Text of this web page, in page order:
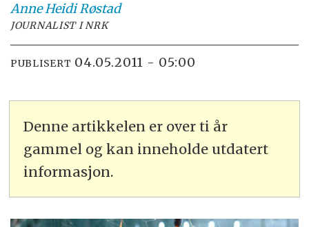
Anne HeidiRøstad
JOURNALIST I NRK
PUBLISERT 04.05.2011 - 05:00
Denne artikkelen er over ti år
gammel og kan inneholde utdatert
informasjon.